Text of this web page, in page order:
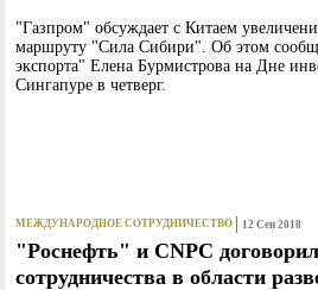
"Газпром" обсуждает с Китаем
маршруту "Сила Сибири". Об этом
экспорта" Елена Бурмистрова на Дне
Сингапуре в четверг.
МЕЖДУНАРОДНОЕ СОТРУДНИЧЕСТВО 12 Сен 2018
"Роснефть" и CNPC
сотрудничества в области